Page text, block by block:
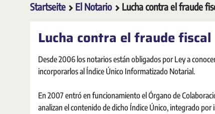
Startseite El Notario Lucha contra el fraude
Lucha contra el fraude fiscal
Desde 2006 los notarios están obligados por Ley a
incorporarlos al Índice Único Informatizado Notarial.
En 2007 entró en funcionamiento el Órgano de
analizan el contenido de dicho Índice Único, integrado